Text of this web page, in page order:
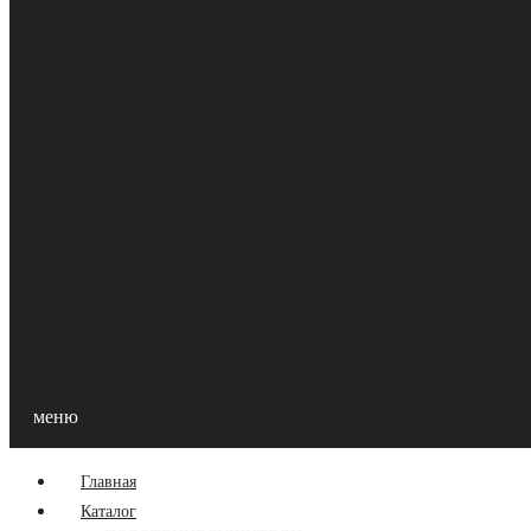
хозяйства. Предлагаем выгодные условия
меню
Главная
Каталог